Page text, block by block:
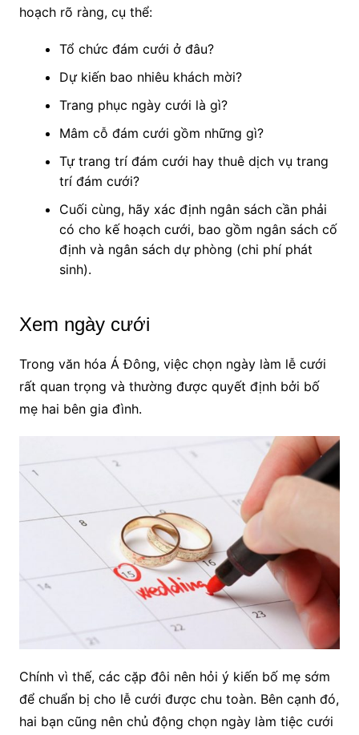
hoạch rõ ràng, cụ thể:
Tổ chức đám cưới ở đâu?
Dự kiến bao nhiêu khách mời?
Trang phục ngày cưới là gì?
Mâm cỗ đám cưới gồm những gì?
Tự trang trí đám cưới hay thuê dịch vụ trang
trí đám cưới?
Cuối cùng, hãy xác định ngân sách cần phải
có cho kế hoạch cưới, bao gồm ngân sách cố
định và ngân sách dự phòng (chi phí phát
sinh).
Xem ngày cưới
Trong văn hóa Á Đông, việc chọn ngày làm lễ cưới
rất quan trọng và thường được quyết định bởi bố
mẹ hai bên gia đình.
Chính vì thế, các cặp đôi nên hỏi ý kiến bố mẹ sớm
để chuẩn bị cho lễ cưới được chu toàn. Bên cạnh đó,
hai bạn cũng nên chủ động chọn ngày làm tiệc cưới